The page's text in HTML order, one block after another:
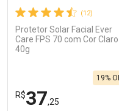
(12)
Protetor Solar Facial Ever
Care FPS 70 com Cor Claro
40g
R$37,25
19%